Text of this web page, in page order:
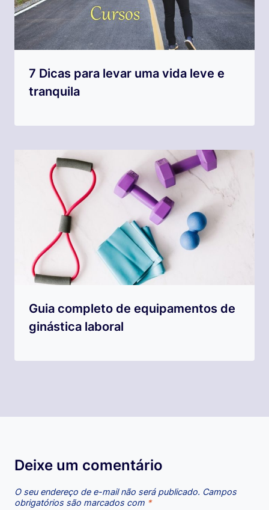
7 Dicas para levar uma vida leve e
tranquila
Guia completo de equipamentos de
ginástica laboral
Deixe um comentário
O seu endereço de e-mail não será publicado. Campos
obrigatórios são marcados com *